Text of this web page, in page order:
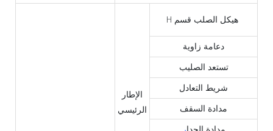
الإطار
الرئيسي
دعامة زاوية
تستعد الصليب
شريط التعادل
مدادة السقف